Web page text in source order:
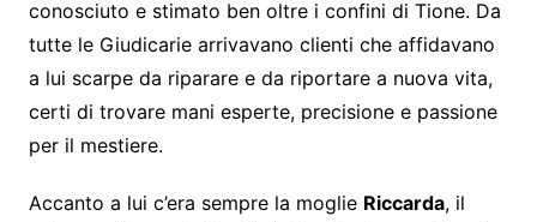
conosciuto e stimato ben oltre i confini di Tione. Da
tutte le Giudicarie arrivavano clienti che affidavano
a lui scarpe da riparare e da riportare a nuova vita,
certi di trovare mani esperte, precisione e passione
per il mestiere.
Accanto a lui c’era sempre la moglie Riccarda, il